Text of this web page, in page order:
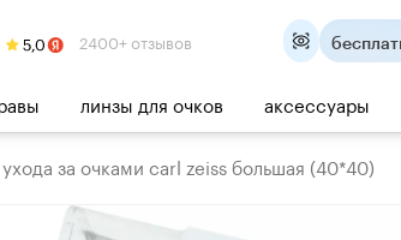
2400+ отзывов
линзы для очков аксессуары
за очками carl zeiss большая (40*40)